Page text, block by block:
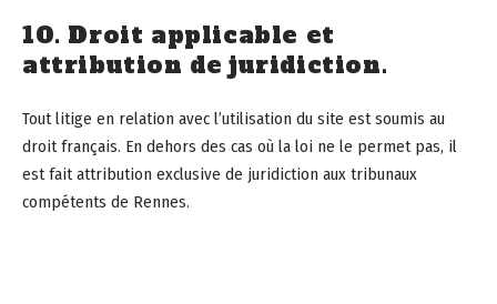
10. Droit applicable et
attribution de juridiction.
Tout litige en relation avec l’utilisation du site est soumis au
droit français. En dehors des cas où la loi ne le permet pas, il
est fait attribution exclusive de juridiction aux tribunaux
compétents de Rennes.